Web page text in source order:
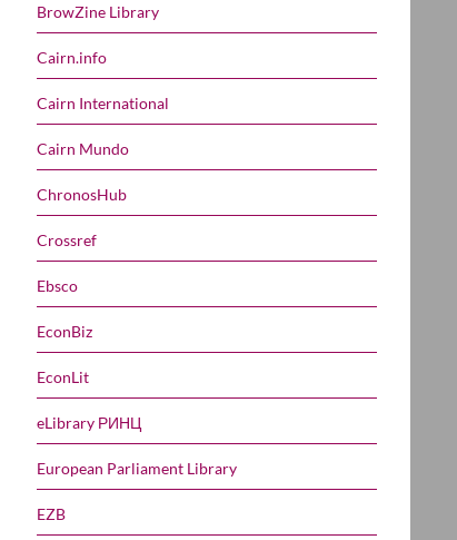
BrowZine Library
Cairn.info
Cairn International
Cairn Mundo
ChronosHub
Crossref
Ebsco
EconBiz
EconLit
eLibrary РИНЦ
European Parliament Library
EZB